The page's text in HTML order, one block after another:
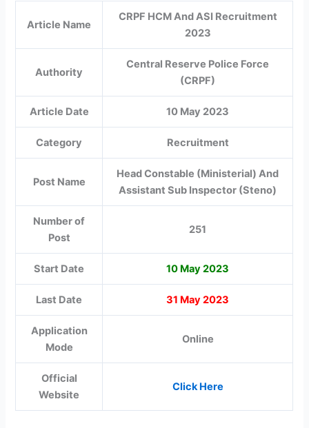
Article Name
CRPF HCM And ASI Recruitment
2023
Authority
Central Reserve Police Force
(CRPF)
Article Date 10 May 2023
Category Recruitment
Post Name
Head Constable (Ministerial) And
Assistant Sub Inspector (Steno)
Number of
Post
251
Start Date 10 May 2023
Last Date 31 May 2023
Application
Mode
Online
Official
Website
Click Here